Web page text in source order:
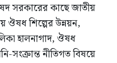
সরকারের কাছে জাতীয়
ঔষধ শিল্পের উন্নয়ন,
হালনাগাদ, ঔষধ
সংক্রান্ত নীতিগত বিষয়ে